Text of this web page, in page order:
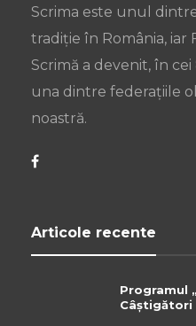
Scrima este unul
tradiție în România, iar
Scrimă a devenit, în
una dintre federațiile
noastră.
Articole recente
Programul
Câștigători